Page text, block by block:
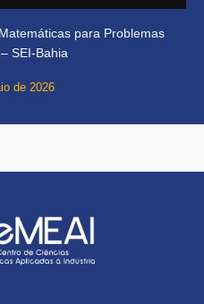
para Problemas
SEI-Bahia
de 2026